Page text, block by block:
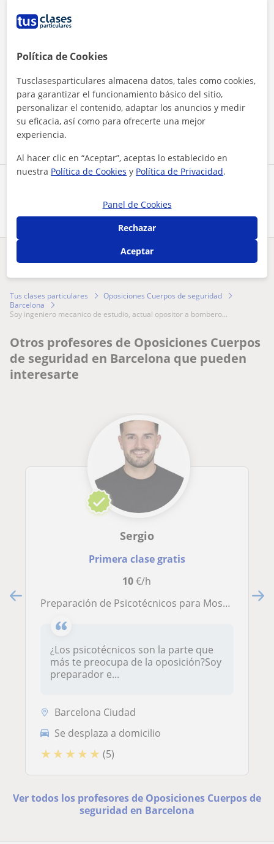
Al hacer clic, aceptas nuestroaviso legaly deprivacidad
Contactar ahora
¿Hay algún error en este perfil?Cuéntanos
Tus clases particulares
Oposiciones Cuerpos de seguridad
Barcelona
soy ingeniero mecanico de estudio, actual opositor a bombero...
Otros profesores de Oposiciones Cuerpos
de seguridad en Barcelona que pueden
interesarte
Sergio
Primera clase gratis
10€/h
Preparación de Psicotécnicos para Mossos d’Esquadra y Guardia Rural de Cataluña
¿Los psicotécnicos son la parte que
más te preocupa de la oposición?Soy
preparador e...
Barcelona Ciudad
Se desplaza a domicilio
★ ★ ★ ★ ★ (5)
Ver todos los profesores de Oposiciones Cuerpos de
seguridad en Barcelona
Política de Cookies
Tusclasesparticulares almacena datos, tales como cookies,
para garantizar el funcionamiento básico del sitio,
personalizar el contenido, adaptar los anuncios y medir
su eficacia, así como para ofrecerte una mejor
experiencia.
Al hacer clic en “Aceptar”, aceptas lo establecido en
nuestra Política de Cookies y Política de Privacidad.
Panel de Cookies
Rechazar
Aceptar